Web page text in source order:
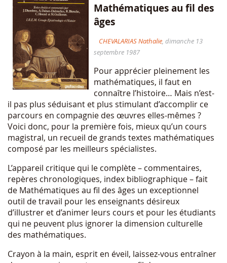
Mathématiques au fil des
âges
CHEVALARIAS Nathalie, dimanche 13
septembre 1987
Pour apprécier pleinement les
mathématiques, il faut en
connaître l’histoire… Mais n’est-
il pas plus séduisant et plus stimulant d’accomplir ce
parcours en compagnie des œuvres elles-mêmes ?
Voici donc, pour la première fois, mieux qu’un cours
magistral, un recueil de grands textes mathématiques
composé par les meilleurs spécialistes.
L’appareil critique qui le complète – commentaires,
repères chronologiques, index bibliographique – fait
de Mathématiques au fil des âges un exceptionnel
outil de travail pour les enseignants désireux
d’illustrer et d’animer leurs cours et pour les étudiants
qui ne peuvent plus ignorer la dimension culturelle
des mathématiques.
Crayon à la main, esprit en éveil, laissez-vous entraîner